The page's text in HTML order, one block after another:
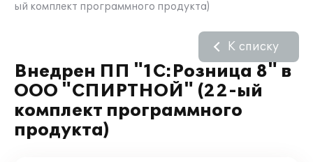
ый комплект программного продукта)
Внедрен ПП "1С:Розница 8" в
ООО "СПИРТНОЙ" (22-ый
комплект программного
продукта)
К списку